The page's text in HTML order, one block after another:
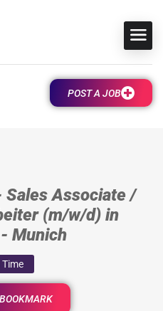
POST A JOB
Sales Associate /
(m/w/d) in
Munich
Time